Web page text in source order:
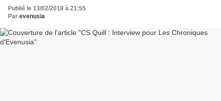
Publié le 13/02/2018 à 21:55
Par evenusia